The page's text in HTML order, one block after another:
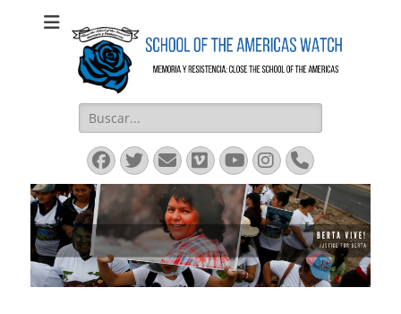
SOAW
SOAW
Buscar:
Facebook
Twitter
EmailVimeoYouTube
Instagram
Phone